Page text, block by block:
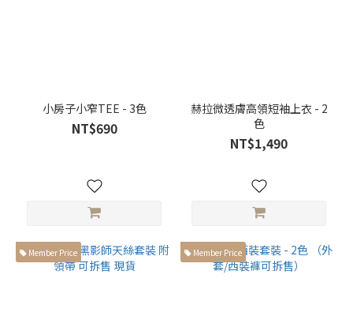
小房子小窄TEE - 3色
NT$690
赫拉微透膚高領短袖上衣 - 2
色
NT$1,490
Member Price Member Price